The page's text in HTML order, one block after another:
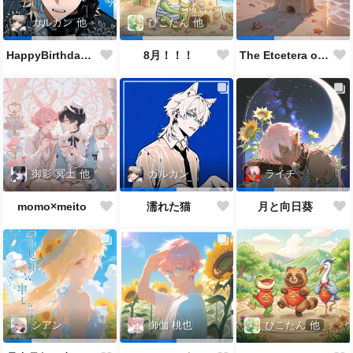
カルカン 他
HappyBirthdayカルくん🐱🎂✨👏🎉
ぴこたん 他
8月！！！ The Etcetera of the Sea and Crabs
御影 冥土 他
momo×meito
カルカン
濡れた猫
ライチ
月と向日葵
シアン 御伽 桃也 ぴこたん 他